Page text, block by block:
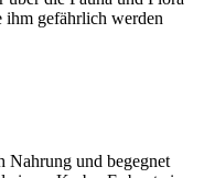
ihm gefährlich werden
Nahrung und begegnet